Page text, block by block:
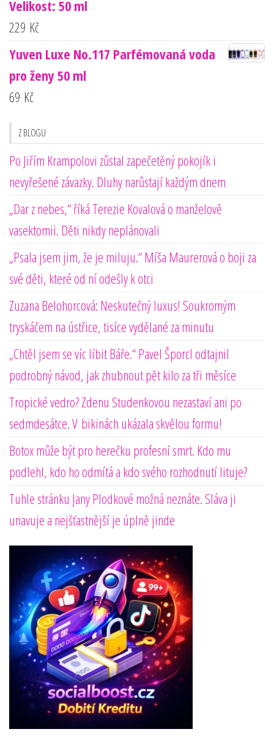
Velikost: 50 ml
229 Kč
Yuven Luxe No.117 Parfémovaná voda
pro ženy 50 ml
69 Kč
Z BLOGU
Po Jiřím Krampolovi zůstal zapečetěný pokojík i
nevyřešené závazky. Dluhy narůstají každým dnem
„Dar z nebes,“ říká Terezie Kovalová o manželově
vasektomii. Děti nikdy neplánovali
„Psala jsem jim, že je miluju.“ Míša Maurerová o boji za
své děti, které od ní odešly k otci
Zuzana Belohorcová: Neskutečný luxus! Soukromým
tryskáčem na ústřice, tisíce vydělané za minutu
„Chtěl jsem se víc líbit Báře.“ Pavel Šporcl odtajnil
podrobný návod, jak zhubnout pět kilo za tři měsíce
Tropické vedro? Zdenu Studenkovou nezastaví ani po
sedmdesátce. V bikinách ukázala skvělou formu!
Botox může být pro herečku profesní smrt. Kdo mu
podlehl, kdo ho odmítá a kdo svého rozhodnutí lituje?
Tuhle stránku Jany Plodkové možná neznáte. Sláva ji
unavuje a nejšťastnější je úplně jinde